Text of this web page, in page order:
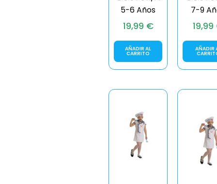
5-6 Años
19,99 €
AÑADIR AL
CARRITO
7-9
19,99
AÑADIR